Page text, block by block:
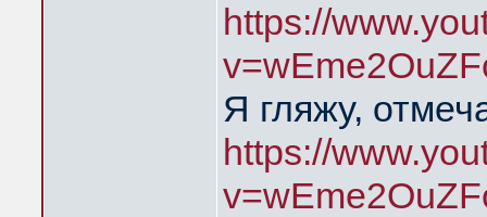
https://
Я гляжу,
https://